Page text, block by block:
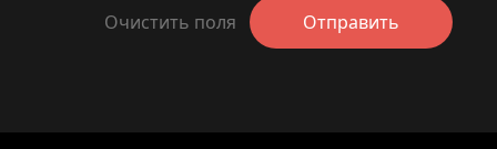
Очистить поля Отправить